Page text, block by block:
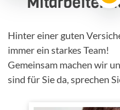
Hinter einer guten
immer ein starkes Team!
Gemeinsam machen wir
sind für Sie da, sprechen